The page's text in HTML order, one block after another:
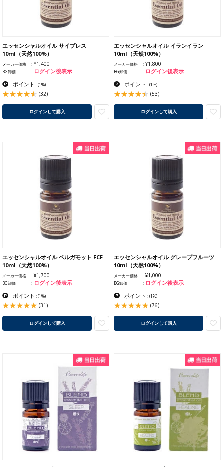
エッセンシャルオイル サイプレス
10ml（天然100%）
メーカー価格 ¥1,400
BG卸価 ログイン後表示
ポイント :(1%)
(32)
ログインして購入
エッセンシャルオイル イランイラン
10ml（天然100%）
メーカー価格 ¥1,800
BG卸価 ログイン後表示
ポイント :(1%)
(53)
ログインして購入
エッセンシャルオイル ベルガモット FCF
10ml（天然100%）
メーカー価格 ¥1,700
BG卸価 ログイン後表示
ポイント :(1%)
(31)
ログインして購入
エッセンシャルオイル グレープフルーツ
10ml（天然100%）
メーカー価格 ¥1,000
BG卸価 ログイン後表示
ポイント :(1%)
(76)
ログインして購入